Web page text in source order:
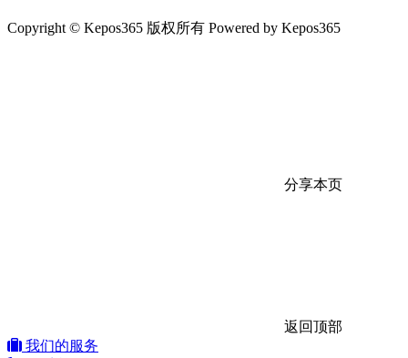
Copyright © Kepos365 版权所有 Powered by Kepos365
分享本页
返回顶部
我们的服务